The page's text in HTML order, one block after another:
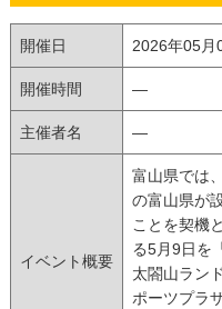
開催日 2026年05月
開催時間 ―
主催者名 ―
イベント概要
富山県では
の富山県が
ことを契機
る5月9日を
太閤山ラン
ポーツプラ